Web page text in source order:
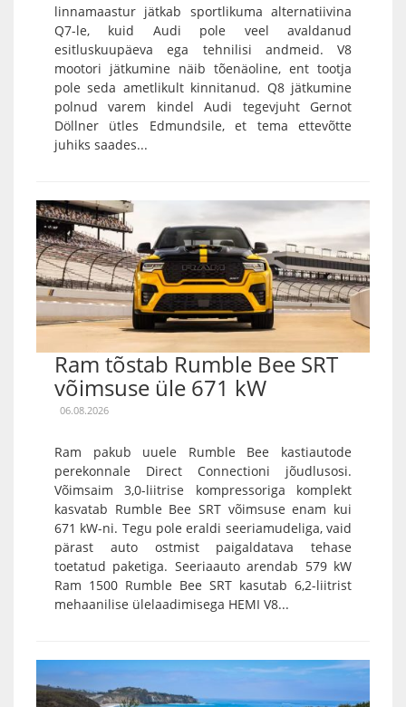
linnamaastur jätkab sportlikuma alternatiivina
Q7-le, kuid Audi pole veel avaldanud
esitluskuupäeva ega tehnilisi andmeid. V8
mootori jätkumine näib tõenäoline, ent tootja
pole seda ametlikult kinnitanud. Q8 jätkumine
polnud varem kindel Audi tegevjuht Gernot
Döllner ütles Edmundsile, et tema ettevõtte
juhiks saades...
Ram tõstab Rumble Bee SRT
võimsuse üle 671 kW
06.08.2026
Ram pakub uuele Rumble Bee kastiautode
perekonnale Direct Connectioni jõudlusosi.
Võimsaim 3,0-liitrise kompressoriga komplekt
kasvatab Rumble Bee SRT võimsuse enam kui
671 kW-ni. Tegu pole eraldi seeriamudeliga, vaid
pärast auto ostmist paigaldatava tehase
toetatud paketiga. Seeriaauto arendab 579 kW
Ram 1500 Rumble Bee SRT kasutab 6,2-liitrist
mehaanilise ülelaadimisega HEMI V8...